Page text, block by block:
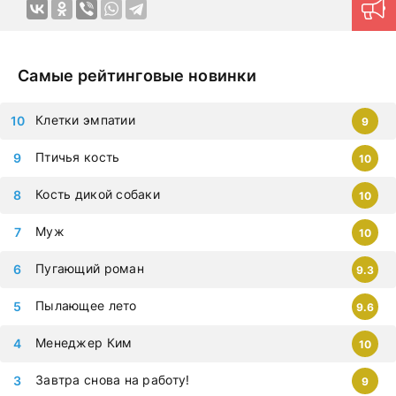
ощутить непередаваемую гамму эмоций в домашней
обстановке в любое удобное время. Продуманная
приступайте к просмотру немедленно, чтобы не
восхищается весь мир. Все фильмы можно смотреть на
Самые рейтинговые новинки
Завтра снова на работу! 9
Менеджер Ким 10
Пылающее лето 9.6
Пугающий роман 9.3
Муж 10
Кость дикой собаки 10
Птичья кость 10
Клетки эмпатии 9